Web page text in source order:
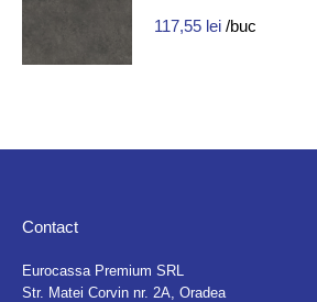
117,55 lei /buc
Contact
Eurocassa Premium SRL
Str. Matei Corvin nr. 2A, Oradea